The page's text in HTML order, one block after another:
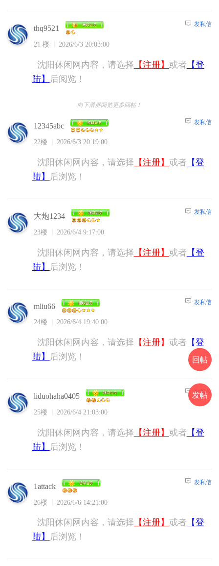
thq9521
21 楼 2026/6/3 20:03:00
发私信
沈阳休闲网内容，请选择 【注册】 或者 【登
陆】
后阅览！
向下滑屏阅览更多回帖！
12345abc
22楼 2026/6/3 20:19:00
发私信
沈阳休闲网内容，请选择 【注册】 或者 【登
陆】
后浏览！
大炮1234
23楼 2026/6/4 9:17:00
发私信
沈阳休闲网内容，请选择 【注册】 或者 【登
陆】
后浏览！
mliu66
24楼 2026/6/4 19:40:00
发私信
沈阳休闲网内容，请选择 【注册】 或者 【登
陆】
后浏览！
liduohaha0405
25楼 2026/6/4 21:03:00
发私信
沈阳休闲网内容，请选择 【注册】 或者 【登
陆】
后浏览！
1attack
26楼 2026/6/6 14:21:00
发私信
沈阳休闲网内容，请选择 【注册】 或者 【登
陆】
后浏览！
回帖
发帖